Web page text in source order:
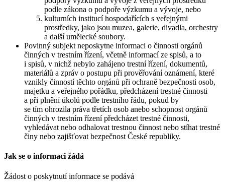
podle zákona o podpoře výzkumu a vývoje, nebo
kulturních institucí hospodařících s veřejnými
prostředky, jako jsou muzea, galerie, divadla, orchestry
a další umělecké soubory.
Povinný subjekt neposkytne informaci o činnosti orgánů
činných v trestním řízení, včetně informací ze spisů, a to
i spisů, v nichž nebylo zahájeno trestní řízení, dokumentů,
materiálů a zpráv o postupu při prověřování oznámení, které
vznikly činností těchto orgánů při ochraně bezpečnosti osob,
majetku a veřejného pořádku, předcházení trestné činnosti
a při plnění úkolů podle trestního řádu, pokud by
se tím ohrozila práva třetích osob anebo schopnost orgánů
činných v trestním řízení předcházet trestné činnosti,
vyhledávat nebo odhalovat trestnou činnost nebo stíhat trestné
činy nebo zajišťovat bezpečnost České republiky.
Jak se o informaci žádá
Žádost o poskytnutí informace se podává